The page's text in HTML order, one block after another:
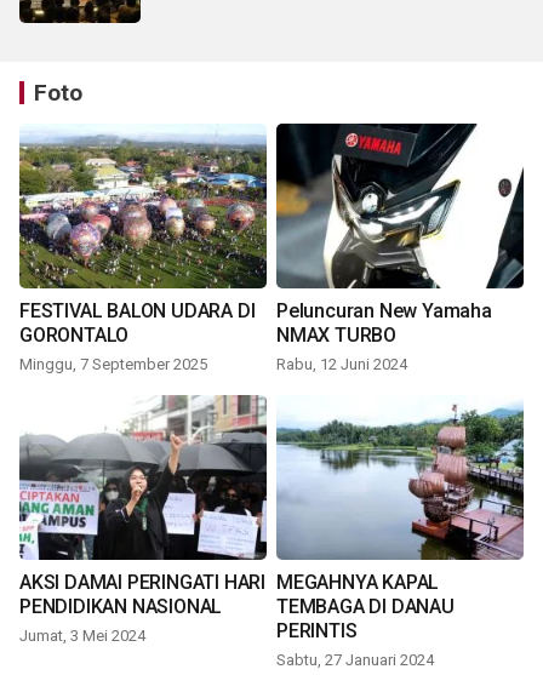
Foto
FESTIVAL BALON UDARA DI
GORONTALO
Minggu, 7 September 2025
Peluncuran New Yamaha
NMAX TURBO
Rabu, 12 Juni 2024
AKSI DAMAI PERINGATI HARI
PENDIDIKAN NASIONAL
Jumat, 3 Mei 2024
MEGAHNYA KAPAL
TEMBAGA DI DANAU
PERINTIS
Sabtu, 27 Januari 2024